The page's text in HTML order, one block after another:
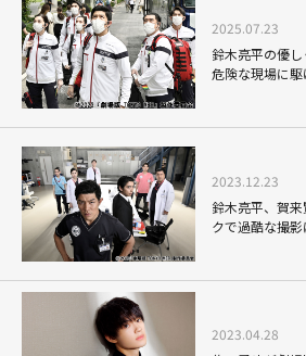
2025.07.23
鈴木亮平の優
危険な現場に
2023.12.23
鈴木亮平、賀
クで過酷な撮
2023.04.28